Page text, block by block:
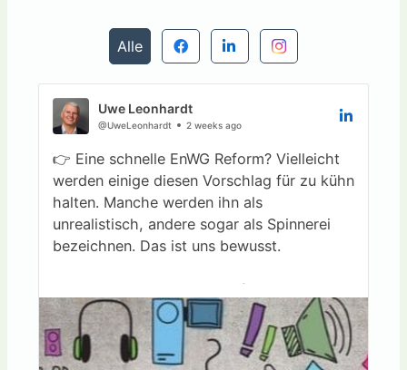
Alle
Uwe Leonhardt
@UweLeonhardt 2 weeks ago
👉 Eine schnelle EnWG Reform? Vielleicht
werden einige diesen Vorschlag für zu kühn
halten. Manche werden ihn als
unrealistisch, andere sogar als Spinnerei
bezeichnen. Das ist uns bewusst.
👉 Aber die großen Herausforderungen
unserer Energieversorgung werden wir
nicht lösen, indem wir ausschließlich
innerhalb der bekannten Strukturen denken.